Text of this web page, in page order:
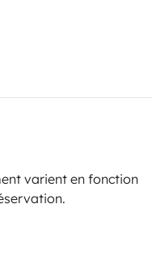
varient en fonction